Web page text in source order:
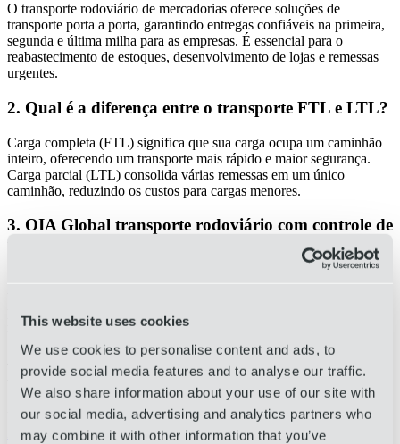
This website uses cookies
We use cookies to personalise content and ads, to
provide social media features and to analyse our traffic.
We also share information about your use of our site with
our social media, advertising and analytics partners who
may combine it with other information that you’ve
O transporte rodoviário de mercadorias oferece soluções de
transporte porta a porta, garantindo entregas confiáveis na primeira,
segunda e última milha para as empresas. É essencial para o
reabastecimento de estoques, desenvolvimento de lojas e remessas
urgentes.
2. Qual é a diferença entre o transporte FTL e LTL?
Carga completa (FTL) significa que sua carga ocupa um caminhão
inteiro, oferecendo um transporte mais rápido e maior segurança.
Carga parcial (LTL) consolida várias remessas em um único
caminhão, reduzindo os custos para cargas menores.
3. OIA Global transporte rodoviário com controle de
rigoroso.
4. Como a OIA Global uma entrega confiável na
última milha?
Utilizamos equipes especializadas em transporte rodoviário,
rastreamento em tempo reale especialistas regionais dedicados para